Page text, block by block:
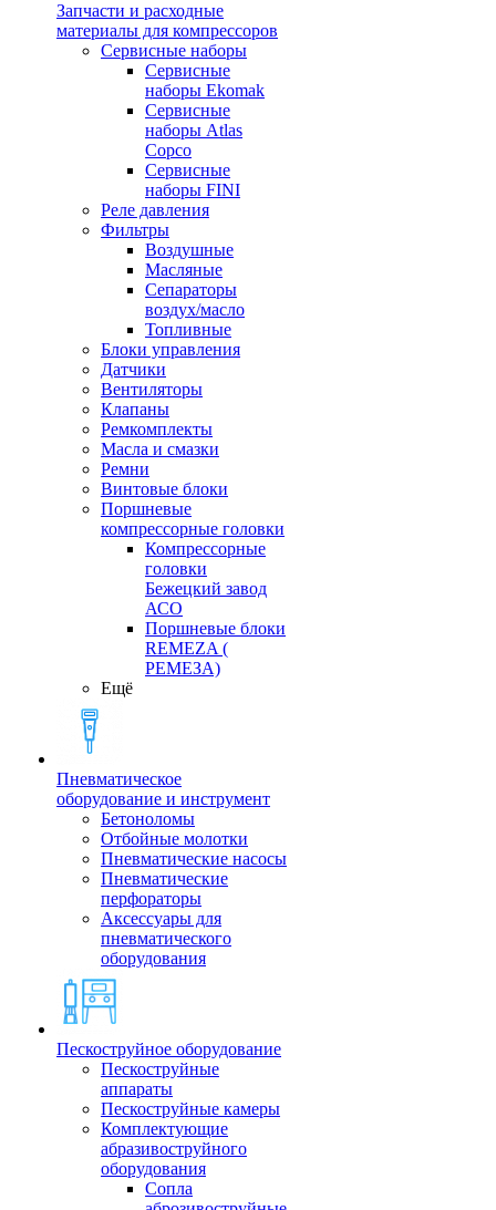
Запчасти и расходные
материалы для компрессоров
Cервисные наборы
Сервисные
наборы Ekomak
Cервисные
наборы Atlas
Copco
Сервисные
наборы FINI
Реле давления
Фильтры
Воздушные
Масляные
Сепараторы
воздух/масло
Топливные
Блоки управления
Датчики
Вентиляторы
Клапаны
Ремкомплекты
Масла и смазки
Ремни
Винтовые блоки
Поршневые
компрессорные головки
Компрессорные
головки
Бежецкий завод
АСО
Поршневые блоки
REMEZA (
РЕМЕЗА)
Ещё
Пневматическое
оборудование и инструмент
Бетоноломы
Отбойные молотки
Пневматические насосы
Пневматические
перфораторы
Аксессуары для
пневматического
оборудования
Пескоструйное оборудование
Пескоструйные
аппараты
Пескоструйные камеры
Комплектующие
абразивоструйного
оборудования
Сопла